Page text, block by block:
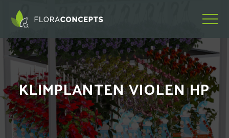
KLIMPLANTEN VIOLEN HP